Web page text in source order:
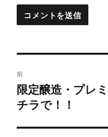
稿
ナ
ビ
前
過
去
投
限定醸造・プレ
チラで！！